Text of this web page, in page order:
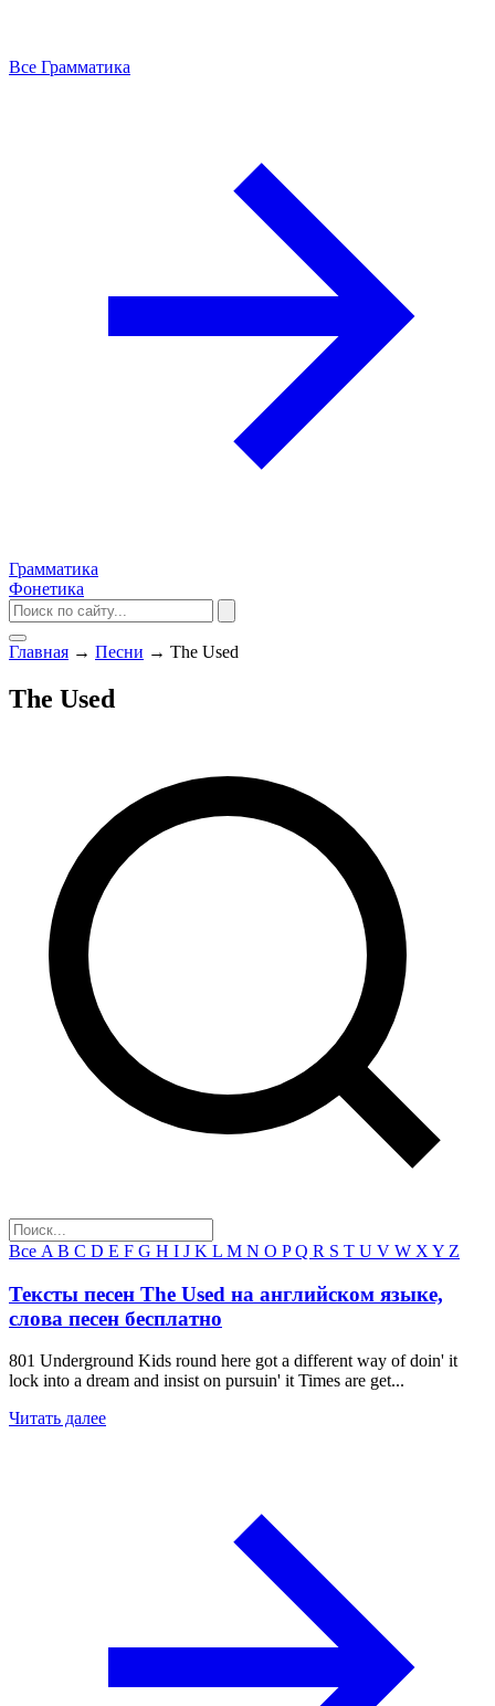
Все Грамматика
Грамматика
Фонетика
Главная → Песни → The Used
The Used
Все A B C D E F G H I J K L M N O PQ R S T U V W X Y Z
Тексты песен The Used на английском языке,
слова песен бесплатно
801 Underground Kids round here got a different way of doin' it
lock into a dream and insist on pursuin' it Times are get...
Читать далее